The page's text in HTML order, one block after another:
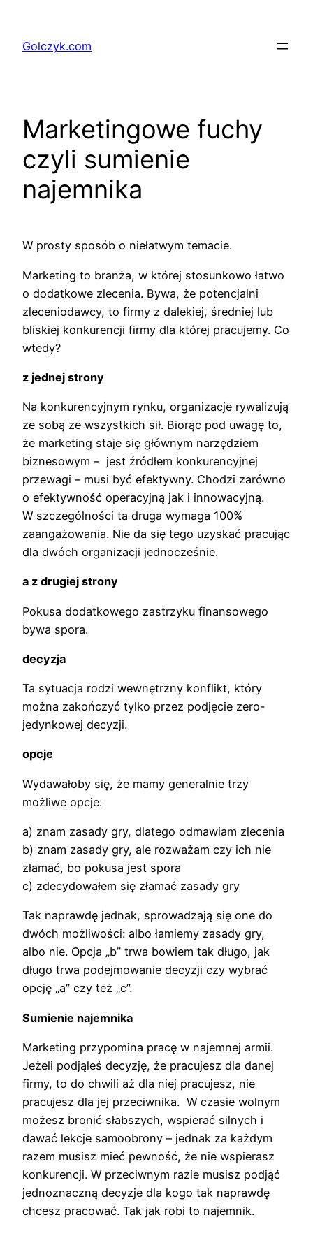
treściGolczyk.com
Marketingowe fuchy
czyli sumienie
najemnika
W prosty sposób o niełatwym temacie.
Marketing to branża, w której stosunkowo łatwo
o dodatkowe zlecenia. Bywa, że potencjalni
zleceniodawcy, to firmy z dalekiej, średniej lub
bliskiej konkurencji firmy dla której pracujemy. Co
wtedy?
z jednej strony
Na konkurencyjnym rynku, organizacje rywalizują
ze sobą ze wszystkich sił. Biorąc pod uwagę to,
że marketing staje się głównym narzędziem
biznesowym – jest źródłem konkurencyjnej
przewagi – musi być efektywny. Chodzi zarówno
o efektywność operacyjną jak i innowacyjną.
W szczególności ta druga wymaga 100%
zaangażowania. Nie da się tego uzyskać pracując
dla dwóch organizacji jednocześnie.
a z drugiej strony
Pokusa dodatkowego zastrzyku finansowego
bywa spora.
decyzja
Ta sytuacja rodzi wewnętrzny konflikt, który
można zakończyć tylko przez podjęcie zero-
jedynkowej decyzji.
opcje
Wydawałoby się, że mamy generalnie trzy
możliwe opcje:
a) znam zasady gry, dlatego odmawiam zlecenia
b) znam zasady gry, ale rozważam czy ich nie
złamać, bo pokusa jest spora
c) zdecydowałem się złamać zasady gry
Tak naprawdę jednak, sprowadzają się one do
dwóch możliwości: albo łamiemy zasady gry,
albo nie. Opcja „b” trwa bowiem tak długo, jak
długo trwa podejmowanie decyzji czy wybrać
opcję „a” czy też „c”.
Sumienie najemnika
Marketing przypomina pracę w najemnej armii.
Jeżeli podjąłeś decyzję, że pracujesz dla danej
firmy, to do chwili aż dla niej pracujesz, nie
pracujesz dla jej przeciwnika. W czasie wolnym
możesz bronić słabszych, wspierać silnych i
dawać lekcje samoobrony – jednak za każdym
razem musisz mieć pewność, że nie wspierasz
konkurencji. W przeciwnym razie musisz podjąć
jednoznaczną decyzje dla kogo tak naprawdę
chcesz pracować. Tak jak robi to najemnik.